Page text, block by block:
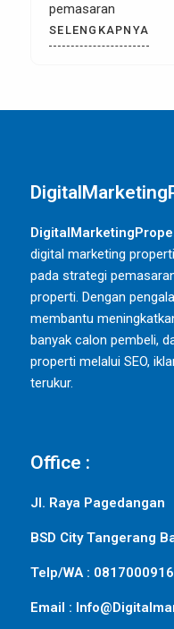
pemasaran
SELENGKAPNYA
digital marketing
pada strategi
properti. Dengan
membantu
banyak calon pembeli,
properti melalui SEO,
terukur.
Office :
Jl. Raya Pagedangan
BSD City Tangerang
Telp/WA :
Email :